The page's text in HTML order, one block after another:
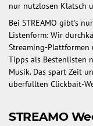
nur nutzlosen Klatsch
Bei STREAMO gibt's
Listenform: Wir
Streaming-
Tipps als Bestenlisten
Musik. Das spart Zeit
überfüllten Clickbait-
STREAMO